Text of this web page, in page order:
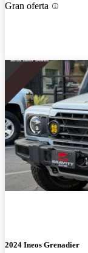
Gran oferta
2024 Ineos Grenadier